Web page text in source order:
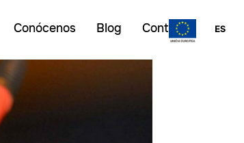
Conócenos Blog Contacto ES